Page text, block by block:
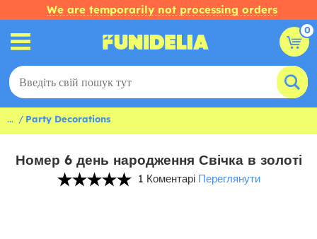
We are temporarily not processing orders
0
... Party Decorations
Номер 6 день народження Свічка в золоті
1 Коментарі Переглянути